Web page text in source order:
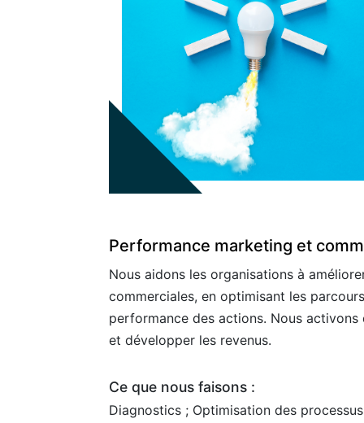
Performance marketing et
Nous aidons les organisations à
commerciales, en optimisant les
performance des actions. Nous
et développer les revenus.
Ce que nous faisons :
Diagnostics ; Optimisation des